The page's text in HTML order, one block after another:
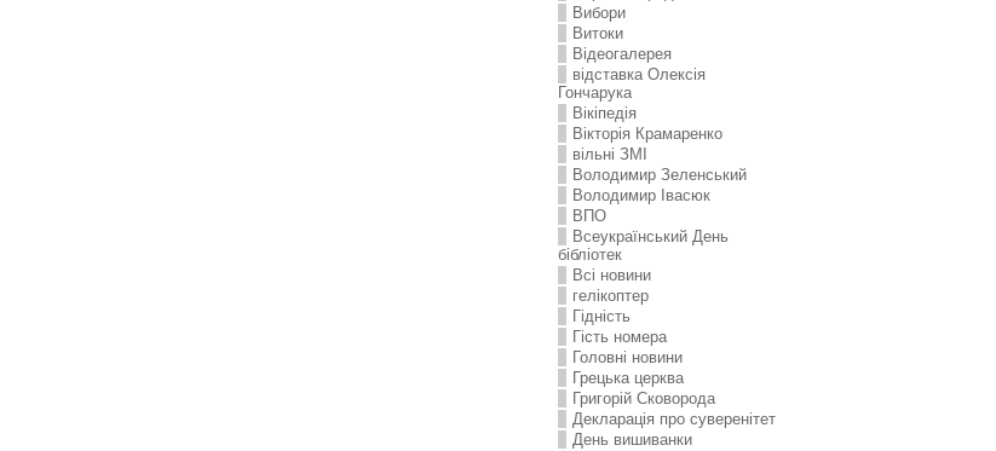
Вибори
Витоки
Відеогалерея
відставка Олексія
Гончарука
Вікіпедія
Вікторія Крамаренко
вільні ЗМІ
Володимир Зеленський
Володимир Івасюк
ВПО
Всеукраїнський День
бібліотек
Всі новини
гелікоптер
Гідність
Гість номера
Головні новини
Грецька церква
Григорій Сковорода
Декларація про суверенітет
День вишиванки